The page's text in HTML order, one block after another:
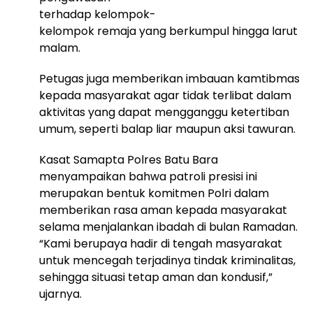
terhadap kelompok-
kelompok remaja yang berkumpul hingga larut
malam.
Petugas juga memberikan imbauan kamtibmas
kepada masyarakat agar tidak terlibat dalam
aktivitas yang dapat mengganggu ketertiban
umum, seperti balap liar maupun aksi tawuran.
Kasat Samapta Polres Batu Bara
menyampaikan bahwa patroli presisi ini
merupakan bentuk komitmen Polri dalam
memberikan rasa aman kepada masyarakat
selama menjalankan ibadah di bulan Ramadan.
“Kami berupaya hadir di tengah masyarakat
untuk mencegah terjadinya tindak kriminalitas,
sehingga situasi tetap aman dan kondusif,”
ujarnya.